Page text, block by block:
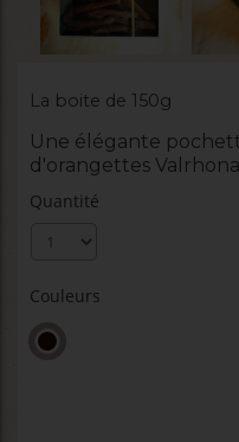
La boite de 150g
Une élégante
d'orangettes
Quantité
Couleurs